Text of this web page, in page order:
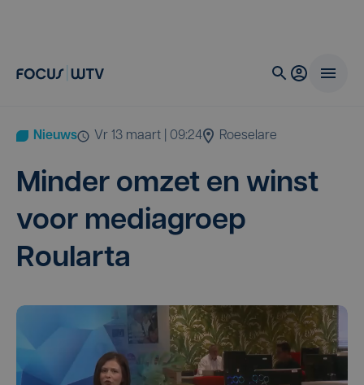
Nieuws vr 13 maart | 09:24 Roeselare
Min­der omzet en winst
voor medi­a­groep
Roularta